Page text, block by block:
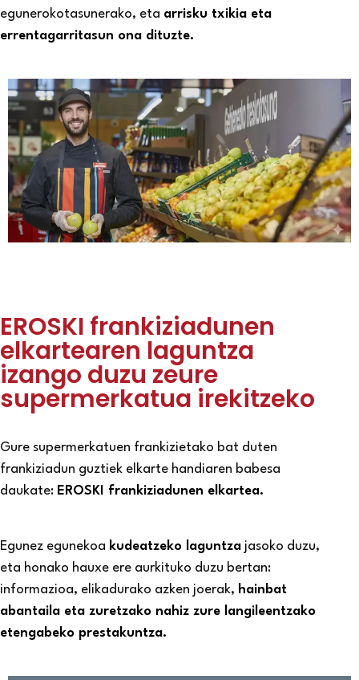
egunerokotasunerako, eta arrisku txikia eta
errentagarritasun ona dituzte.
EROSKI frankiziadunen
elkartearen laguntza
izango duzu zeure
supermerkatua irekitzeko
Gure supermerkatuen frankizietako bat duten
frankiziadun guztiek elkarte handiaren babesa
daukate: EROSKI frankiziadunen elkartea.
Egunez egunekoa kudeatzeko laguntza jasoko duzu,
eta honako hauxe ere aurkituko duzu bertan:
informazioa, elikadurako azken joerak, hainbat
abantaila eta zuretzako nahiz zure langileentzako
etengabeko prestakuntza.